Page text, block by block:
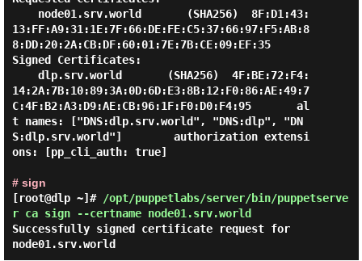
13:FF:A9:31:1E:7F:66:DE:FE:C5:37:66:97:F5:AB:8
8:DD:20:2A:CB:DF:60:01:7E:7B:CE:09:EF:35
Signed Certificates:
14:2A:7B:10:89:3A:0D:6D:E3:8B:12:F0:86:AE:49:7
C:4F:B2:A3:D9:AE:CB:96:1F:F0:D0:F4:95       al
t names: ["DNS:dlp.srv.world", "DNS:dlp", "DN
S:dlp.srv.world"]        authorization extensi
ons: [pp_cli_auth: true]
# sign
[root@dlp ~]# /opt/puppetlabs/server/bin/puppetserve
r ca sign --certname node01.srv.world
Successfully signed certificate request for
node01.srv.world